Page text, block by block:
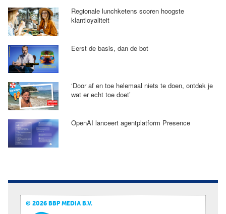
Regionale lunchketens scoren hoogste
klantloyaliteit
Eerst de basis, dan de bot
‘Door af en toe helemaal niets te doen, ontdek je
wat er echt toe doet’
OpenAI lanceert agentplatform Presence
© 2026 BBP MEDIA B.V.